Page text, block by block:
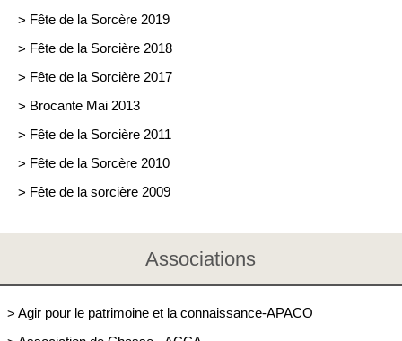
> Fête de la Sorcère 2019
> Fête de la Sorcière 2018
> Fête de la Sorcière 2017
> Brocante Mai 2013
> Fête de la Sorcière 2011
> Fête de la Sorcère 2010
> Fête de la sorcière 2009
Associations
> Agir pour le patrimoine et la connaissance-APACO